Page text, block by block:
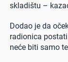
skladištu –
Dodao je da
radionica
neće biti samo